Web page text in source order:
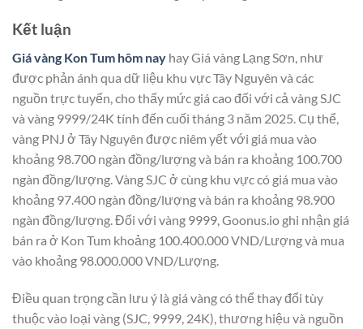
Kết luận
Giá vàng Kon Tum hôm nay hay Giá vàng Lạng Sơn, như
được phản ánh qua dữ liệu khu vực Tây Nguyên và các
nguồn trực tuyến, cho thấy mức giá cao đối với cả vàng SJC
và vàng 9999/24K tính đến cuối tháng 3 năm 2025. Cụ thể,
vàng PNJ ở Tây Nguyên được niêm yết với giá mua vào
khoảng 98.700 ngàn đồng/lượng và bán ra khoảng 100.700
ngàn đồng/lượng. Vàng SJC ở cùng khu vực có giá mua vào
khoảng 97.400 ngàn đồng/lượng và bán ra khoảng 98.900
ngàn đồng/lượng. Đối với vàng 9999, Goonus.io ghi nhận giá
bán ra ở Kon Tum khoảng 100.400.000 VND/Lượng và mua
vào khoảng 98.000.000 VND/Lượng.
Điều quan trọng cần lưu ý là giá vàng có thể thay đổi tùy
thuộc vào loại vàng (SJC, 9999, 24K), thương hiệu và nguồn